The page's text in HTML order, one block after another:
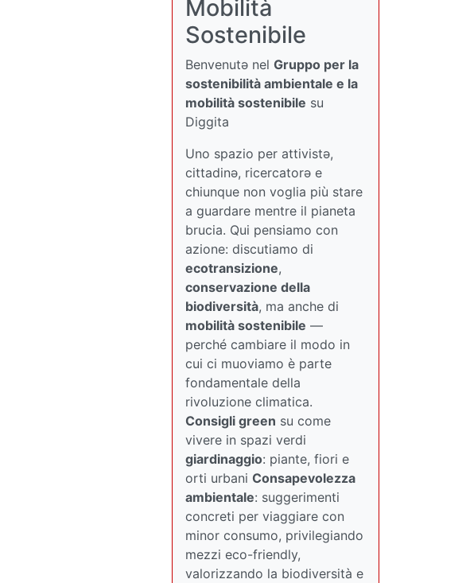
Mobilità
Sostenibile
Benvenutə nel Gruppo per la
sostenibilità ambientale e la
mobilità sostenibile su
Diggita
Uno spazio per attivistə,
cittadinə, ricercatorə e
chiunque non voglia più stare
a guardare mentre il pianeta
brucia. Qui pensiamo con
azione: discutiamo di
ecotransizione,
conservazione della
biodiversità, ma anche di
mobilità sostenibile —
perché cambiare il modo in
cui ci muoviamo è parte
fondamentale della
rivoluzione climatica.
Consigli green su come
vivere in spazi verdi
giardinaggio: piante, fiori e
orti urbani Consapevolezza
ambientale: suggerimenti
concreti per viaggiare con
minor consumo, privilegiando
mezzi eco-friendly,
valorizzando la biodiversità e